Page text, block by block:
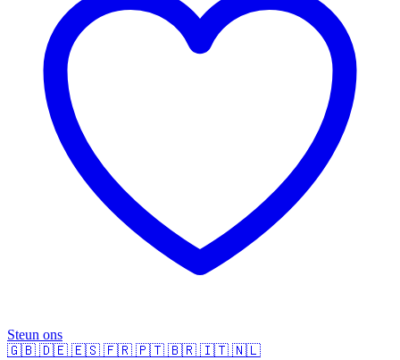
Steun ons
🇬🇧 🇩🇪 🇪🇸 🇫🇷 🇵🇹 🇧🇷 🇮🇹 🇳🇱